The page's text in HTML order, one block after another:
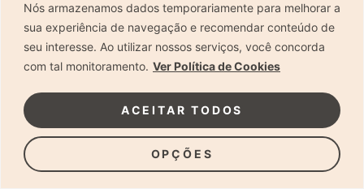
Nós armazenamos dados temporariamente para melhorar a
sua experiência de navegação e recomendar conteúdo de
seu interesse. Ao utilizar nossos serviços, você concorda
com tal monitoramento. Ver Política de Cookies
OPÇÕES
ACEITAR TODOS
@lauraalzuetaphotography